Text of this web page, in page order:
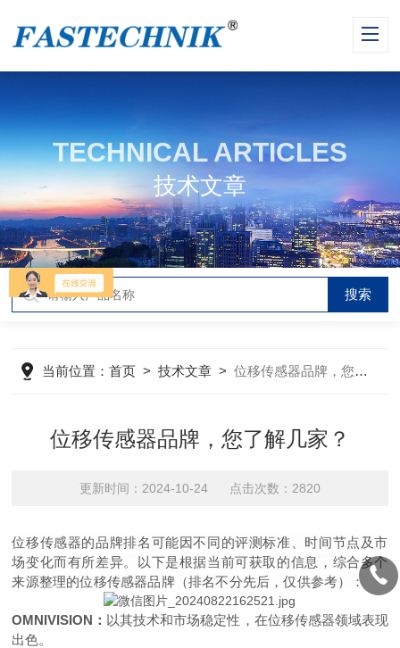
TECHNICAL ARTICLES
技术文章
当前位置：首页 >技术文章 >位移传感器品牌，您了解几家？
位移传感器品牌，您了解几家？
更新时间：2024-10-24 点击次数：2820
位移传感器的品牌排名可能因不同的评测标准、时间节点及市
场变化而有所差异。以下是根据当前可获取的信息，综合多个
来源整理的位移传感器品牌（排名不分先后，仅供参考）：
OMNIVISION： 以其技术和市场稳定性，在位移传感器领域表现
出色。